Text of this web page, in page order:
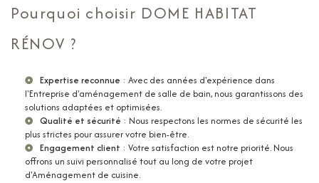
Pourquoi choisir DOME HABITAT
RÉNOV ?
Expertise reconnue : Avec des années d'expérience dans
l'Entreprise d'aménagement de salle de bain, nous garantissons des
solutions adaptées et optimisées.
Qualité et sécurité : Nous respectons les normes de sécurité les
plus strictes pour assurer votre bien-être.
Engagement client : Votre satisfaction est notre priorité. Nous
offrons un suivi personnalisé tout au long de votre projet
d'Aménagement de cuisine.